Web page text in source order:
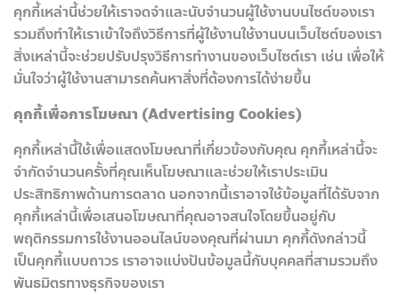
คุกกี้เหล่านี้ช่วยให้เราจดจำและนับจำนวนผู้ใช้งานบนไซต์ของเรา
รวมถึงทำให้เราเข้าใจถึงวิธีการที่ผู้ใช้งานใช้งานบนเว็บไซต์ของเรา
สิ่งเหล่านี้จะช่วยปรับปรุงวิธีการทำงานของเว็บไซต์เรา เช่น เพื่อให้
มั่นใจว่าผู้ใช้งานสามารถค้นหาสิ่งที่ต้องการได้ง่ายขึ้น
คุกกี้เพื่อการโฆษณา (Advertising Cookies)
คุกกี้เหล่านี้ใช้เพื่อแสดงโฆษณาที่เกี่ยวข้องกับคุณ คุกกี้เหล่านี้จะ
จำกัดจำนวนครั้งที่คุณเห็นโฆษณาและช่วยให้เราประเมิน
ประสิทธิภาพด้านการตลาด นอกจากนี้เราอาจใช้ข้อมูลที่ได้รับจาก
คุกกี้เหล่านี้เพื่อเสนอโฆษณาที่คุณอาจสนใจโดยขึ้นอยู่กับ
พฤติกรรมการใช้งานออนไลน์ของคุณที่ผ่านมา คุกกี้ดังกล่าวนี้
เป็นคุกกี้แบบถาวร เราอาจแบ่งปันข้อมูลนี้กับบุคคลที่สามรวมถึง
พันธมิตรทางธุรกิจของเรา